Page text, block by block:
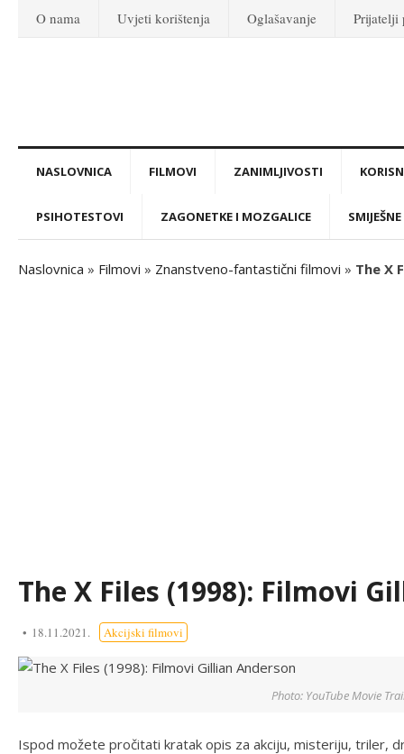
O nama Uvjeti korištenja Oglašavanje Prijatelji
NASLOVNICA FILMOVI ZANIMLJIVOSTI
PSIHOTESTOVI ZAGONETKE I MOZGALICE
Naslovnica » Filmovi » Znanstveno-fantastični filmovi » The X
The X Files (1998): Filmovi
18.11.2021. Akcijski filmovi
Photo: YouTube Movie
Ispod možete pročitati kratak opis za akciju, misteriju, triler,